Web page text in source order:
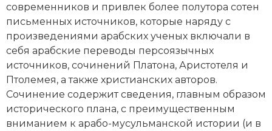
Религия и церковь
Россия
Северная Америка
Социально-экономическая история
Специальные исторические дисциплины
современников и привлек более полутора сотен
письменных источников, которые наряду с
произведениями арабских ученых включали в
себя арабские переводы персоязычных
источников, сочинений Платона, Аристотеля и
Птолемея, а также христианских авторов.
Сочинение содержит сведения, главным образом
исторического плана, с преимущественным
вниманием к арабо-мусульманской истории (и в